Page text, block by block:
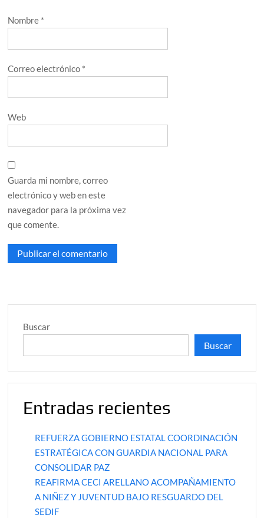
Nombre *
Correo electrónico *
Web
Guarda mi nombre, correo
electrónico y web en este
navegador para la próxima vez
que comente.
Buscar
Buscar
Entradas recientes
REFUERZA GOBIERNO ESTATAL COORDINACIÓN
ESTRATÉGICA CON GUARDIA NACIONAL PARA
CONSOLIDAR PAZ
REAFIRMA CECI ARELLANO ACOMPAÑAMIENTO
A NIÑEZ Y JUVENTUD BAJO RESGUARDO DEL
SEDIF